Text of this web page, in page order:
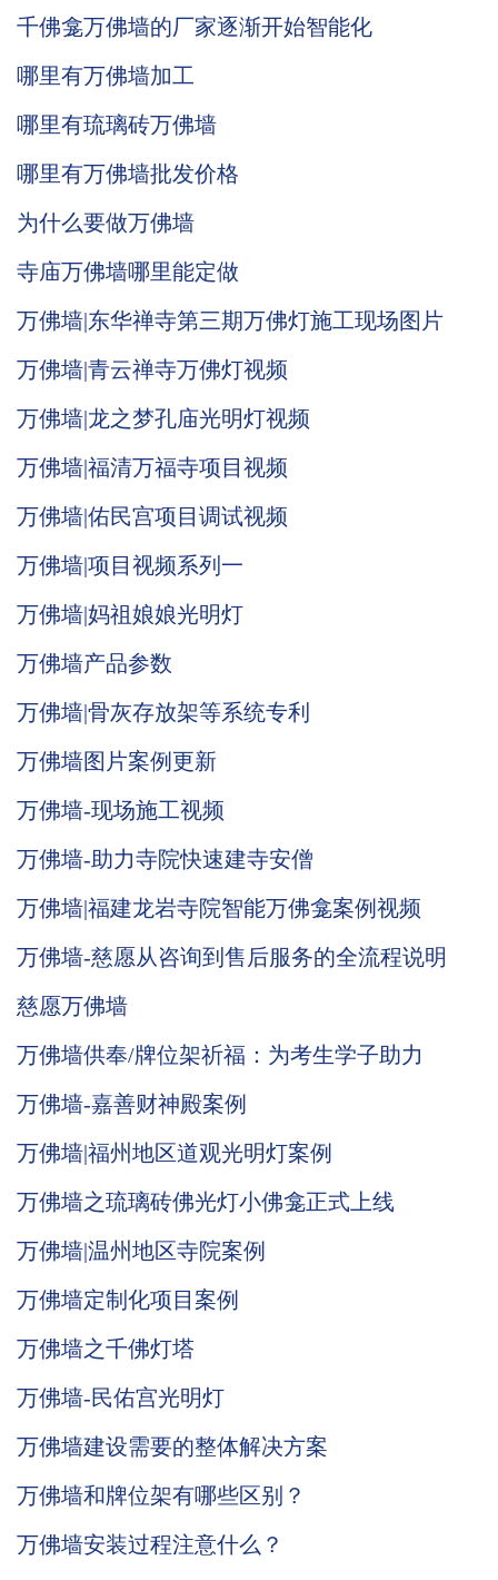
千佛龛万佛墙的厂家逐渐开始智能化
哪里有万佛墙加工
哪里有琉璃砖万佛墙
哪里有万佛墙批发价格
为什么要做万佛墙
寺庙万佛墙哪里能定做
万佛墙|东华禅寺第三期万佛灯施工现场图片
万佛墙|青云禅寺万佛灯视频
万佛墙|龙之梦孔庙光明灯视频
万佛墙|福清万福寺项目视频
万佛墙|佑民宫项目调试视频
万佛墙|项目视频系列一
万佛墙|妈祖娘娘光明灯
万佛墙产品参数
万佛墙|骨灰存放架等系统专利
万佛墙图片案例更新
万佛墙-现场施工视频
万佛墙-助力寺院快速建寺安僧
万佛墙|福建龙岩寺院智能万佛龛案例视频
万佛墙-慈愿从咨询到售后服务的全流程说明
慈愿万佛墙
万佛墙供奉/牌位架祈福：为考生学子助力
万佛墙-嘉善财神殿案例
万佛墙|福州地区道观光明灯案例
万佛墙之琉璃砖佛光灯小佛龛正式上线
万佛墙|温州地区寺院案例
万佛墙定制化项目案例
万佛墙之千佛灯塔
万佛墙-民佑宫光明灯
万佛墙建设需要的整体解决方案
万佛墙和牌位架有哪些区别？
万佛墙安装过程注意什么？